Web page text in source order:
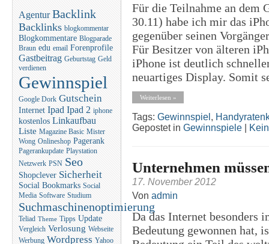
Agentur Backlink
Backlinks blogkommentar
Blogkommentare Blogparade
Braun edu email Forenprofile
Gastbeitrag Geburtstag Geld
verdienen
Gewinnspiel
Google Dork Gutschein
Internet Ipad Ipad 2 iphone
kostenlos Linkaufbau
Liste Magazine Basic Mister
Wong Onlineshop Pagerank
Pagerankupdate Playstation
Netzwerk PSN Seo
Shopclever Sicherheit
Social Bookmarks Social
Media Software Studium
Suchmaschinenoptimierung
Teliad Theme Tipps Update
Vergleich Verlosung Webseite
Werbung Wordpress Yahoo
Für die Teilnahme an dem
30.11) habe ich mir das
gegenüber seinen
Für Besitzer von älteren
iPhone ist deutlich
neuartiges Display. Somit
Weiterlesen »
Tags: Gewinnspiel ,
Gepostet in Gewinnspiele
Unternehmen
17. November 2012
Von admin
Da das Internet besonders
Bedeutung gewonnen hat,